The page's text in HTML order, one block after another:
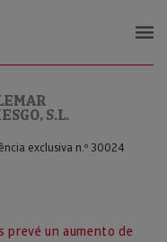
S.L.
exclusiva n.º 30024
prevé un aumento de